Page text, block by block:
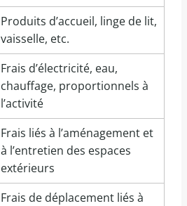
Produits d’accueil, linge de lit,
vaisselle, etc.
Frais d’électricité, eau,
chauffage, proportionnels à
l’activité
Frais liés à l’aménagement et
à l’entretien des espaces
extérieurs
Frais de déplacement liés à